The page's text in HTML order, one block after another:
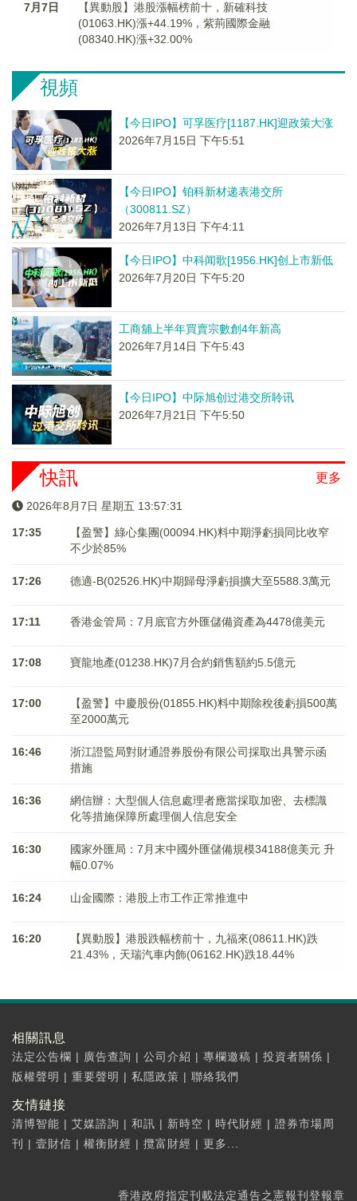
7月7日
【異動股】港股漲幅榜前十，新確科技
(01063.HK)漲+44.19%，紫荊國際金融
(08340.HK)漲+32.00%
視頻
【今日IPO】可孚医疗[1187.HK]迎政策大涨
2026年7月15日 下午5:51
【今日IPO】铂科新材递表港交所
（300811.SZ）
2026年7月13日 下午4:11
【今日IPO】中科闻歌[1956.HK]创上市新低
2026年7月20日 下午5:20
工商舖上半年買賣宗數創4年新高
2026年7月14日 下午5:43
【今日IPO】中际旭创过港交所聆讯
2026年7月21日 下午5:50
更多
快訊
2026年8月7日 星期五 13:57:32
17:35
【盈警】綠心集團(00094.HK)料中期淨虧損同比收窄
不少於85%
17:26 德適-B(02526.HK)中期歸母淨虧損擴大至5588.3萬元
17:11 香港金管局：7月底官方外匯儲備資產為4478億美元
17:08 寶龍地產(01238.HK)7月合約銷售額約5.5億元
17:00
【盈警】中慶股份(01855.HK)料中期除稅後虧損500萬
至2000萬元
16:46
浙江證監局對財通證券股份有限公司採取出具警示函
措施
16:36
網信辦：大型個人信息處理者應當採取加密、去標識
化等措施保障所處理個人信息安全
16:30
國家外匯局：7月末中國外匯儲備規模34188億美元 升
幅0.07%
16:24 山金國際：港股上市工作正常推進中
16:20
【異動股】港股跌幅榜前十，九福來(08611.HK)跌
21.43%，天瑞汽車内飾(06162.HK)跌18.44%
相關訊息
法定公告欄 | 廣告查詢 | 公司介紹 | 專欄邀稿 | 投資者關係 |
版權聲明 | 重要聲明 | 私隱政策 | 聯絡我們
友情鏈接
清博智能 | 艾媒諮詢 | 和訊 | 新時空 | 時代財經 | 證券市場周
刊
| 壹財信 | 權衡財經 | 攬富財經 | 更多...
香港政府指定刊載法定通告之憲報刊登報章